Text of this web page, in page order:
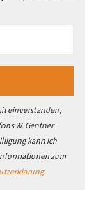
einverstanden,
W. Gentner
kann ich
zum
.